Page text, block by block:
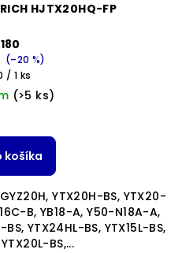
HJTX20HQ-FP
(–20 %)
/ 1 ks
(>5 ks)
hodnotenie
produktu
z
5
hviezdičiek.
košíka
YTX20H-BS, YTX20-
B, YB18-A, Y50-N18A-A,
YTX24HL-BS, YTX15L-BS,
BS,...